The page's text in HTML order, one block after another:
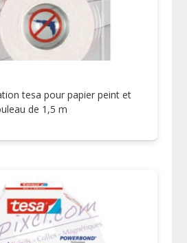
tesa pour papier peint et
de 1,5 m